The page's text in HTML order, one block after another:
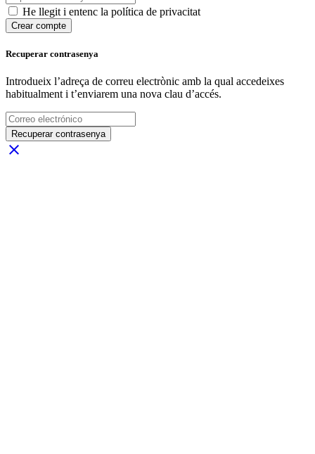
He llegit i entenc la política de privacitat
Crear compte
Recuperar contrasenya
Introdueix l’adreça de correu electrònic amb la qual accedeixes
habitualment i t’enviarem una nova clau d’accés.
Recuperar contrasenya
close